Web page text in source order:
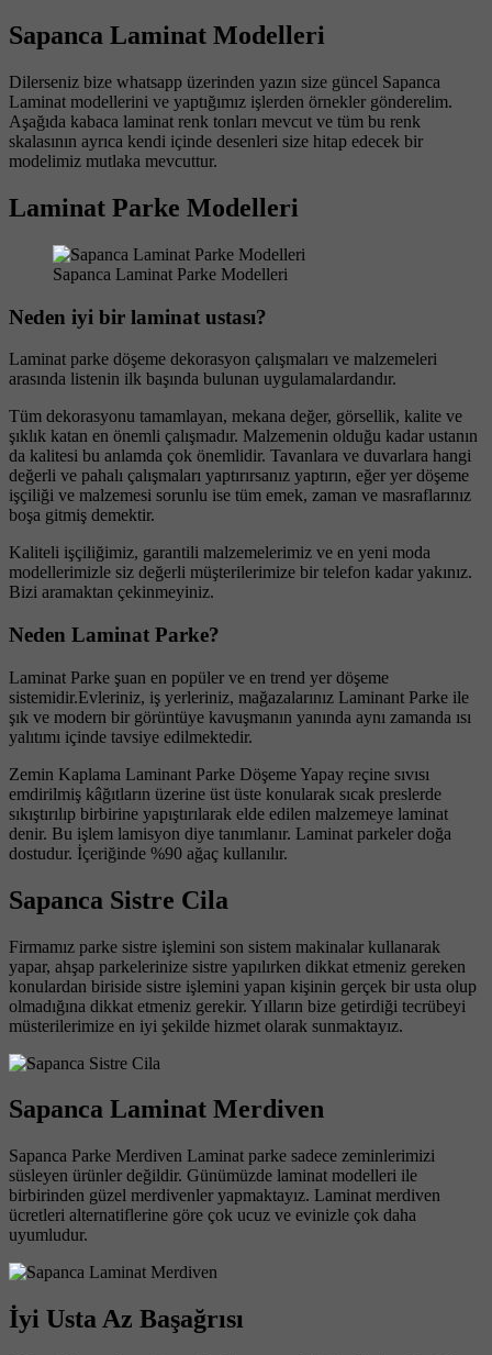
Sapanca Laminat Modelleri
Dilerseniz bize whatsapp üzerinden yazın size güncel Sapanca
Laminat modellerini ve yaptığımız işlerden örnekler gönderelim.
Aşağıda kabaca laminat renk tonları mevcut ve tüm bu renk
skalasının ayrıca kendi içinde desenleri size hitap edecek bir
modelimiz mutlaka mevcuttur.
Laminat Parke Modelleri
Sapanca Laminat Parke Modelleri
Neden iyi bir laminat ustası?
Laminat parke döşeme dekorasyon çalışmaları ve malzemeleri
arasında listenin ilk başında bulunan uygulamalardandır.
Tüm dekorasyonu tamamlayan, mekana değer, görsellik, kalite ve
şıklık katan en önemli çalışmadır. Malzemenin olduğu kadar ustanın
da kalitesi bu anlamda çok önemlidir. Tavanlara ve duvarlara hangi
değerli ve pahalı çalışmaları yaptırırsanız yaptırın, eğer yer döşeme
işçiliği ve malzemesi sorunlu ise tüm emek, zaman ve masraflarınız
boşa gitmiş demektir.
Kaliteli işçiliğimiz, garantili malzemelerimiz ve en yeni moda
modellerimizle siz değerli müşterilerimize bir telefon kadar yakınız.
Bizi aramaktan çekinmeyiniz.
Neden Laminat Parke?
Laminat Parke şuan en popüler ve en trend yer döşeme
sistemidir.Evleriniz, iş yerleriniz, mağazalarınız Laminant Parke ile
şık ve modern bir görüntüye kavuşmanın yanında aynı zamanda ısı
yalıtımı içinde tavsiye edilmektedir.
Zemin Kaplama Laminant Parke Döşeme Yapay reçine sıvısı
emdirilmiş kâğıtların üzerine üst üste konularak sıcak preslerde
sıkıştırılıp birbirine yapıştırılarak elde edilen malzemeye laminat
denir. Bu işlem lamisyon diye tanımlanır. Laminat parkeler doğa
dostudur. İçeriğinde %90 ağaç kullanılır.
Sapanca Sistre Cila
Firmamız parke sistre işlemini son sistem makinalar kullanarak
yapar, ahşap parkelerinize sistre yapılırken dikkat etmeniz gereken
konulardan biriside sistre işlemini yapan kişinin gerçek bir usta olup
olmadığına dikkat etmeniz gerekir. Yılların bize getirdiği tecrübeyi
müsterilerimize en iyi şekilde hizmet olarak sunmaktayız.
Sapanca Laminat Merdiven
Sapanca Parke Merdiven Laminat parke sadece zeminlerimizi
süsleyen ürünler değildir. Günümüzde laminat modelleri ile
birbirinden güzel merdivenler yapmaktayız. Laminat merdiven
ücretleri alternatiflerine göre çok ucuz ve evinizle çok daha
uyumludur.
İyi Usta Az Başağrısı